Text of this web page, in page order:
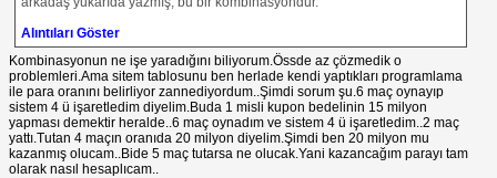
Alıntıları Göster
Kombinasyonun ne işe yaradığını biliyorum.Össde az çözmedik o
problemleri.Ama sitem tablosunu ben herlade kendi yaptıkları programlama
ile para oranını belirliyor zannediyordum..Şimdi sorum şu.6 maç oynayıp
sistem 4 ü işaretledim diyelim.Buda 1 misli kupon bedelinin 15 milyon
yapması demektir heralde..6 maç oynadım ve sistem 4 ü işaretledim..2 maç
yattı.Tutan 4 maçın oranıda 20 milyon diyelim.Şimdi ben 20 milyon mu
kazanmış olucam..Bide 5 maç tutarsa ne olucak.Yani kazancağım parayı tam
olarak nasıl hesaplıcam..